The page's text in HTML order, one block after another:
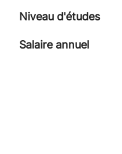
Niveau d'études
Salaire annuel